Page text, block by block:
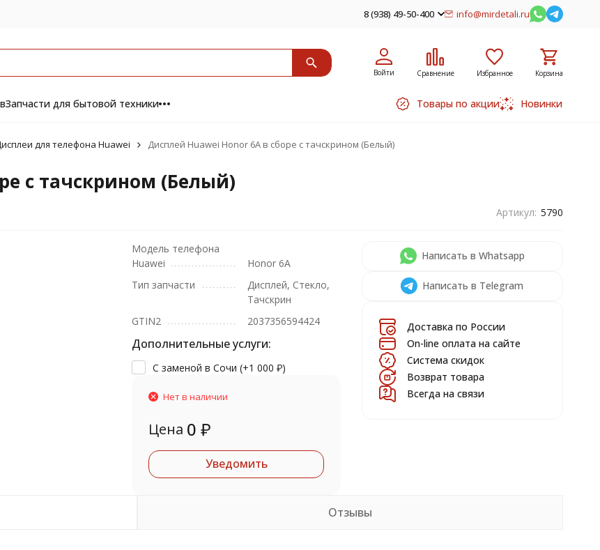
8 (938) 49-50-400 info@mirdetali.ru
Войти Сравнение Избранное Корзина
Запчасти для бытовой техники Товары по акции Новинки
для телефона Huawei Дисплей Huawei Honor 6A в сборе с тачскрином (Белый)
с тачскрином (Белый)
Артикул: 5790
Модель телефона
Huawei
Honor 6A
Тип запчасти
Дисплей, Стекло,
Тачскрин
GTIN2
2037356594424
Дополнительные услуги:
С заменой в Сочи (+1 000 ₽)
Нет в наличии
Цена 0 ₽
Уведомить
Написать в Whatsapp
Написать в Telegram
Доставка по России
On-line оплата на сайте
Система скидок
Возврат товара
Всегда на связи
Отзывы